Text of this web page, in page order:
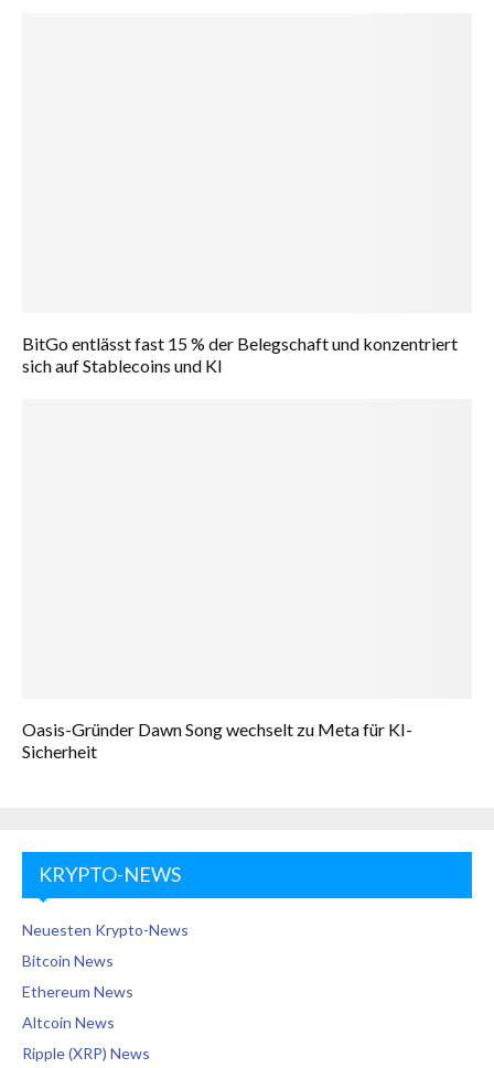
BitGo entlässt fast 15 % der Belegschaft und konzentriert
sich auf Stablecoins und KI
Oasis-Gründer Dawn Song wechselt zu Meta für KI-
Sicherheit
KRYPTO-NEWS
Neuesten Krypto-News
Bitcoin News
Ethereum News
Altcoin News
Ripple (XRP) News